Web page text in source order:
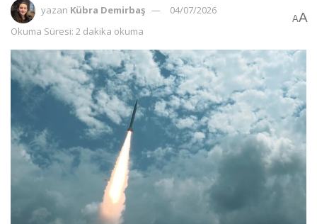
yazan Kübra Demirbaş
04/07/2026
Okuma Süresi: 2 dakika okuma
AA